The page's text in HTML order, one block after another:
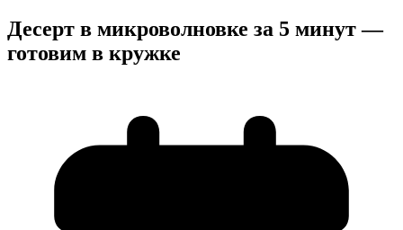
Десерт в микроволновке за 5 минут —
готовим в кружке